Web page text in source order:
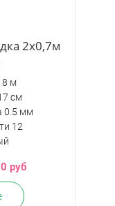
2х0,7м
8 м
см
0.5 мм
12
руб